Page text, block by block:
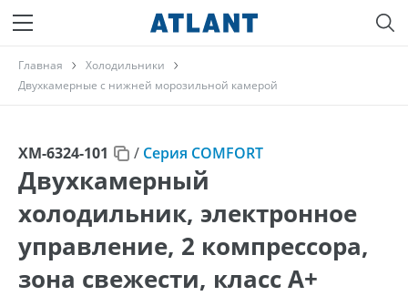
Главная
Холодильники
Двухкамерные с нижней морозильной камерой
ХМ-6324-101 / Серия COMFORT
Двухкамерный
холодильник, электронное
управление, 2 компрессора,
зона свежести, класс A+